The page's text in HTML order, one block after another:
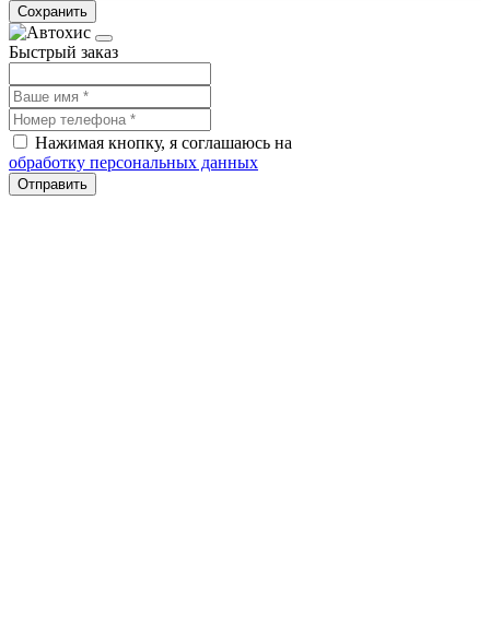
Сохранить
Быстрый заказ
Нажимая кнопку, я соглашаюсь на
обработку персональных данных
Отправить